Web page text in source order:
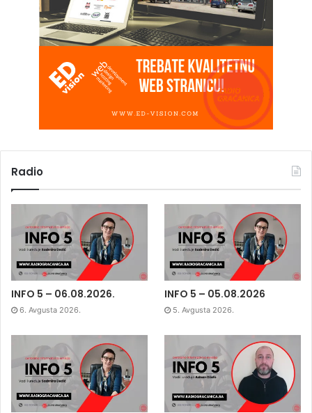
Radio
INFO 5 – 06.08.2026.
6. Avgusta 2026.
INFO 5 – 05.08.2026
5. Avgusta 2026.